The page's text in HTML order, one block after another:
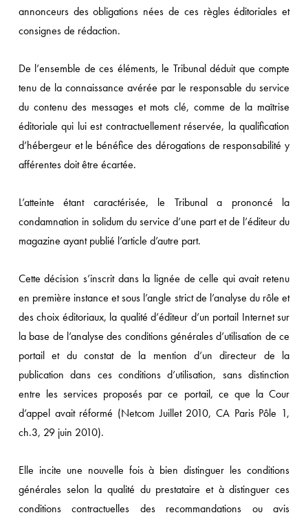
annonceurs des obligations nées de ces règles éditoriales et
consignes de rédaction.
De l’ensemble de ces éléments, le Tribunal déduit que compte
tenu de la connaissance avérée par le responsable du service
du contenu des messages et mots clé, comme de la maîtrise
éditoriale qui lui est contractuellement réservée, la qualification
d’hébergeur et le bénéfice des dérogations de responsabilité y
afférentes doit être écartée.
L’atteinte étant caractérisée, le Tribunal a prononcé la
condamnation in solidum du service d’une part et de l’éditeur du
magazine ayant publié l’article d’autre part.
Cette décision s’inscrit dans la lignée de celle qui avait retenu
en première instance et sous l’angle strict de l’analyse du rôle et
des choix éditoriaux, la qualité d’éditeur d’un portail Internet sur
la base de l’analyse des conditions générales d’utilisation de ce
portail et du constat de la mention d’un directeur de la
publication dans ces conditions d’utilisation, sans distinction
entre les services proposés par ce portail, ce que la Cour
d’appel avait réformé (Netcom Juillet 2010, CA Paris Pôle 1,
ch.3, 29 juin 2010).
Elle incite une nouvelle fois à bien distinguer les conditions
générales selon la qualité du prestataire et à distinguer ces
conditions contractuelles des recommandations ou avis